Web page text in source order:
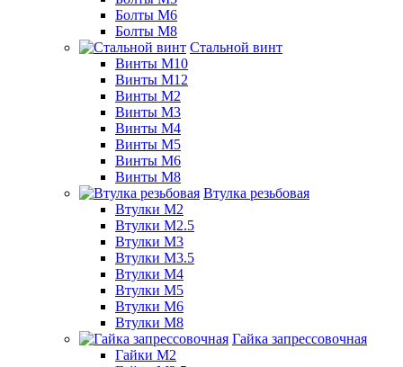
Болты М6
Болты М8
Стальной винт
Винты М10
Винты М12
Винты М2
Винты М3
Винты М4
Винты М5
Винты М6
Винты М8
Втулка резьбовая
Втулки М2
Втулки М2.5
Втулки М3
Втулки М3.5
Втулки М4
Втулки М5
Втулки М6
Втулки М8
Гайка запрессовочная
Гайки М2